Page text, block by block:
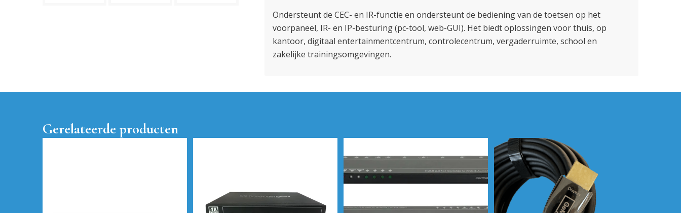
Ondersteunt de CEC- en IR-functie en ondersteunt de bediening van de toetsen op het
voorpaneel, IR- en IP-besturing (pc-tool, web-GUI). Het biedt oplossingen voor thuis, op
kantoor, digitaal entertainmentcentrum, controlecentrum, vergaderruimte, school en
zakelijke trainingsomgevingen.
Gerelateerde producten